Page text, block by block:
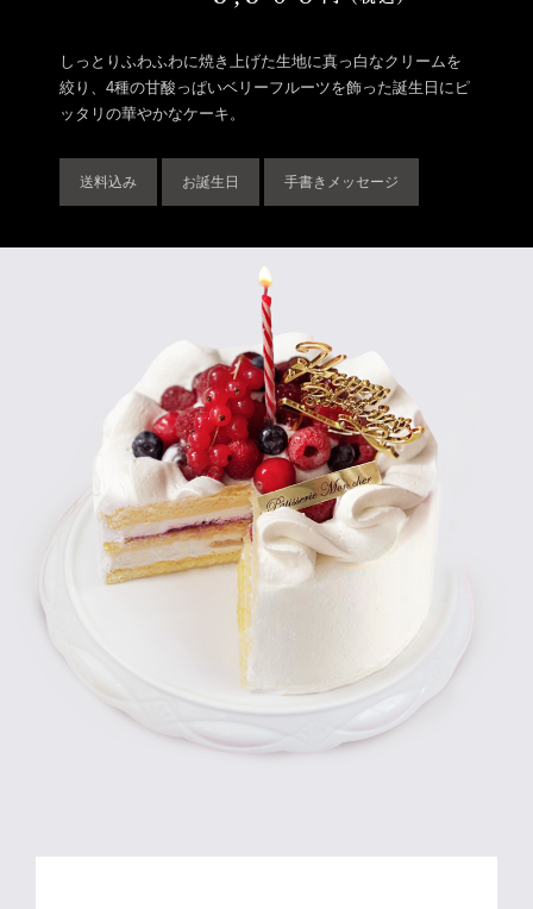
しっとりふわふわに焼き上げた生地に真っ白なクリームを
絞り、4種の甘酸っぱいベリーフルーツを飾った誕生日にピ
ッタリの華やかなケーキ。
送料込み お誕生日 手書きメッセージ